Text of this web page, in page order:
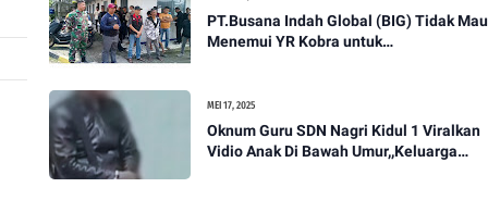
PT.Busana Indah Global (BIG) Tidak Mau
Menemui YR Kobra untuk
MEI 17, 2025
Oknum Guru SDN Nagri Kidul 1 Viralkan
Vidio Anak Di Bawah Umur,,Keluarga